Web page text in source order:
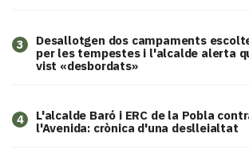
3
​Desallotgen dos campaments
per les tempestes i l'alcalde alerta
vist «desbordats»
4
L'alcalde Baró i ERC de la Pobla
l'Avenida: crònica d'una deslleialtat